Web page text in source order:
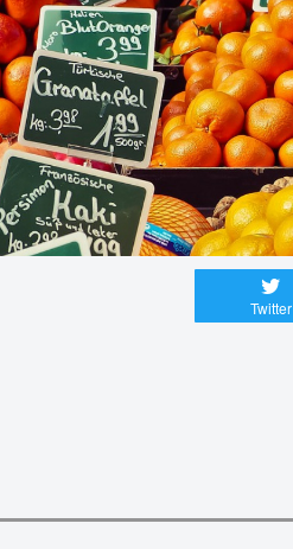
Twitter